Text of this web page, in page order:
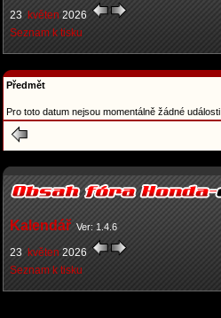
23 květen 2026
Seznam k tisku
Předmět
Pro toto datum nejsou momentálně žádné události
Kalendář Ver: 1.4.6
23 květen 2026
Seznam k tisku